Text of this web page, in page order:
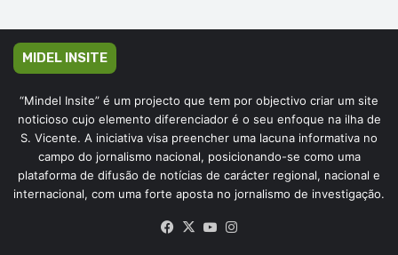
MIDEL INSITE
“Mindel Insite” é um projecto que tem por objectivo criar um site
noticioso cujo elemento diferenciador é o seu enfoque na ilha de
S. Vicente. A iniciativa visa preencher uma lacuna informativa no
campo do jornalismo nacional, posicionando-se como uma
plataforma de difusão de notícias de carácter regional, nacional e
internacional, com uma forte aposta no jornalismo de investigação.
Facebook
X YouTube